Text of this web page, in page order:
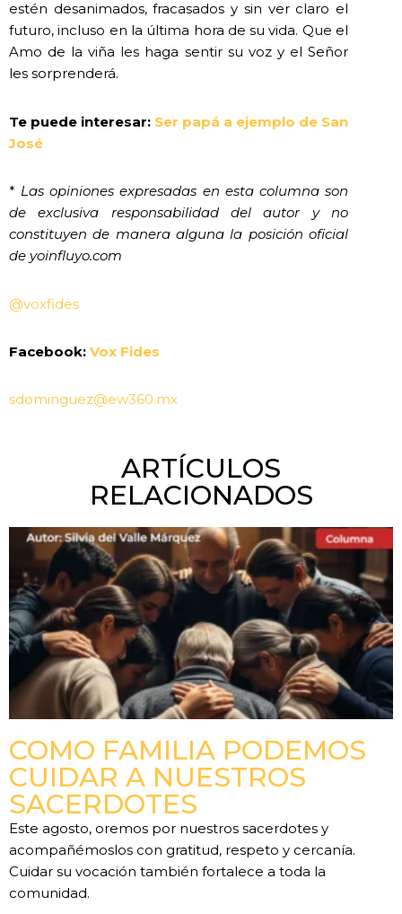
estén desanimados, fracasados y sin ver claro el
futuro, incluso en la última hora de su vida. Que el
Amo de la viña les haga sentir su voz y el Señor
les sorprenderá.
Te puede interesar: Ser papá a ejemplo de San
José
* Las opiniones expresadas en esta columna son
de exclusiva responsabilidad del autor y no
constituyen de manera alguna la posición oficial
de yoinfluyo.com
@voxfides
Facebook: Vox Fides
sdominguez@ew360.mx
ARTÍCULOS
RELACIONADOS
COMO FAMILIA PODEMOS
CUIDAR A NUESTROS
SACERDOTES
Este agosto, oremos por nuestros sacerdotes y
acompañémoslos con gratitud, respeto y cercanía.
Cuidar su vocación también fortalece a toda la
comunidad.